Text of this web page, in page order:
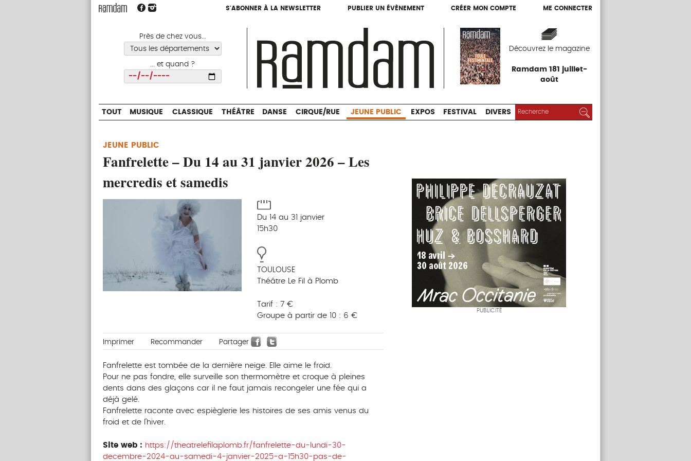
S'ABONNER À LA NEWSLETTER PUBLIER UN ÉVÈNEMENT CRÉER MON COMPTE ME CONNECTER
Près de chez vous...
... et quand ?
Découvrez le magazine
Ramdam 181 juillet-
août
S'ABONNER À LA NEWSLETTER PUBLIER UN ÉVÈNEMENT CRÉER MON COMPTE ME CONNECTER
CIRQUE/RUE JEUNE PUBLIC EXPOS
TOUT MUSIQUE CLASSIQUE THÉÂTRE DANSE CIRQUE/RUE JEUNE PUBLIC EXPOS FESTIVAL DIVERS RECHERCHER :
JEUNE PUBLIC
Fanfrelette – Du 14 au 31 janvier 2026 – Les
mercredis et samedis
Du 14 au 31 janvier
15h30
TOULOUSE
Théâtre Le Fil à Plomb
Tarif : 7 €
Groupe à partir de 10 : 6 €
Imprimer Recommander Partager
Fanfrelette est tombée de la dernière neige. Elle aime le froid.
Pour ne pas fondre, elle surveille son thermomètre et croque à pleines
dents dans des glaçons car il ne faut jamais recongeler une fée qui a
déjà gelé.
Fanfrelette raconte avec espièglerie les histoires de ses amis venus du
froid et de l’hiver.
Site web : https://theatrelefilaplomb.fr/fanfrelette-du-lundi-30-
decembre-2024-au-samedi-4-janvier-2025-a-15h30-pas-de-
PUBLICITÉ